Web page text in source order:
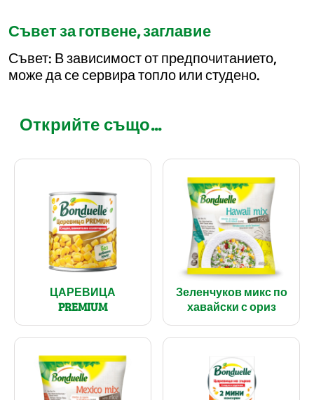
Съвет за готвене, заглавие
Съвет: В зависимост от предпочитанието,
може да се сервира топло или студено.
Открийте също...
ЦАРЕВИЦА
PREMIUM
Зеленчуков микс по
хавайски с ориз